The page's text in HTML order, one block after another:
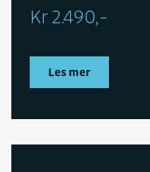
Kr 2.490,-
Les mer